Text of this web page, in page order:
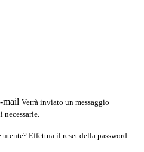
mail Verrà inviato un messaggio
Effettua il reset della password